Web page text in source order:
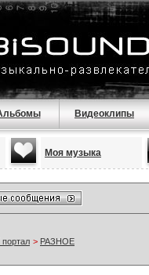
Видеоклипы
Моя музыка
> РАЗНОЕ